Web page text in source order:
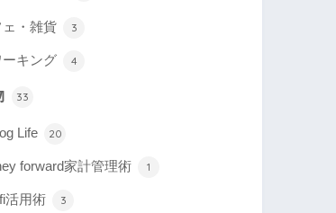
ェ・雑貨 3
ーキング 4
33
Life 20
forward家計管理術 1
活用術 3